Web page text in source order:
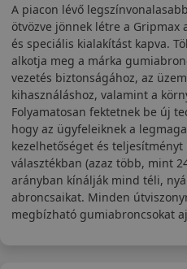
A piacon lévő
ötvözve jönnek létre a
és speciális kialakítást kapva.
alkotja meg a márka
vezetés biztonságához, az
kihasználáshoz, valamint a
Folyamatosan fektetnek be új
hogy az ügyfeleiknek a
kezelhetőséget és teljesítményt
választékban (azaz több, mint
arányban kínálják mind téli,
abroncsaikat. Minden
megbízható gumiabroncsokat